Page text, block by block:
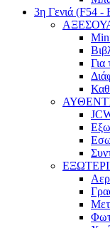
3η Γενιά (F54 -
Για